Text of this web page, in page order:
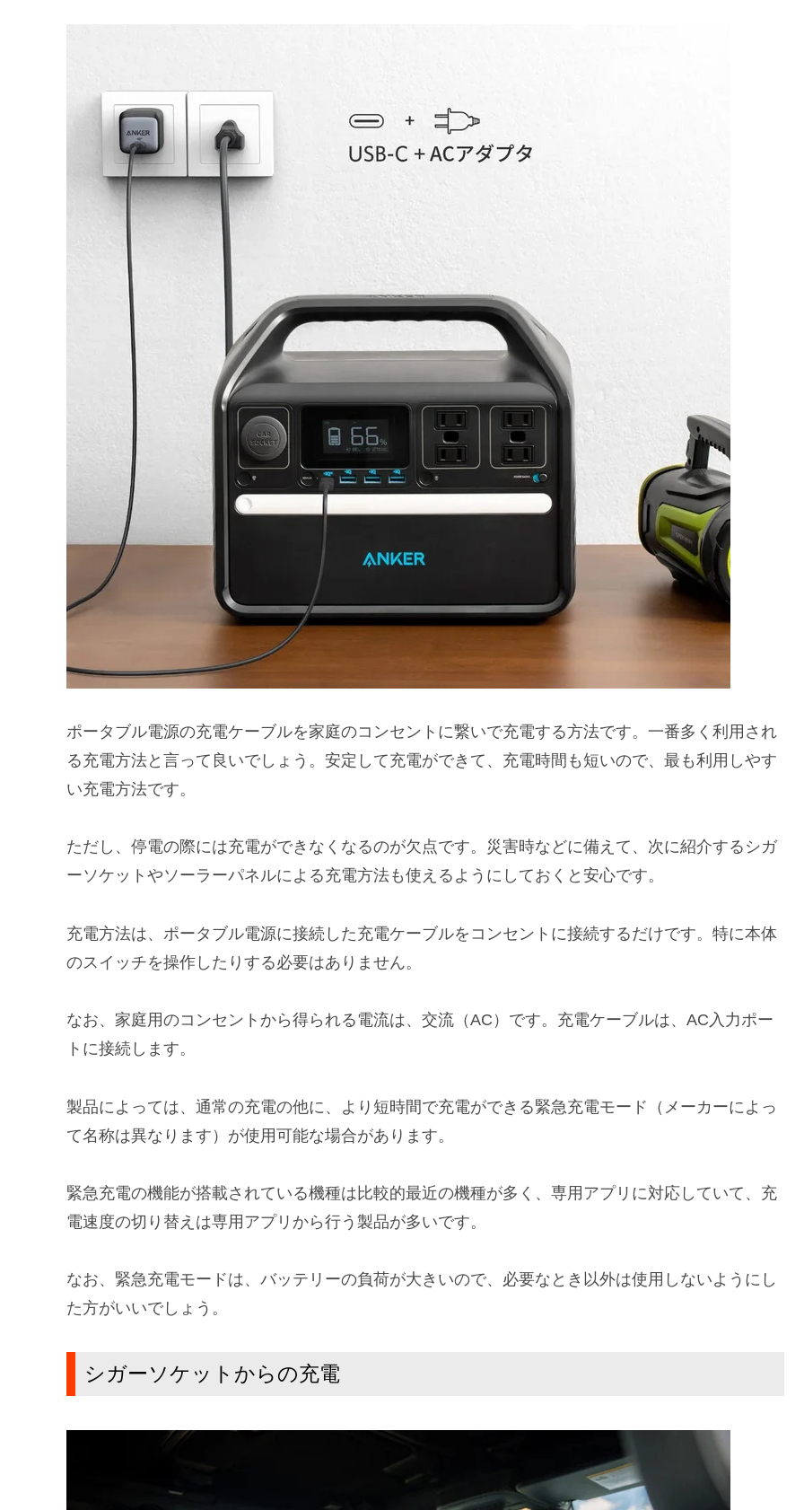
ポータブル電源の充電ケーブルを家庭のコンセントに繋いで充電する方法です。一番多く利用され
る充電方法と言って良いでしょう。 安定して充電ができて、充電時間も短いので、最も利用しやす
い充電方法です。
ただし、 停電の際には充電ができなくなるのが欠点です。災害時などに備えて、次に紹介するシガ
ーソケットやソーラーパネルによる充電方法も使えるようにしておくと安心です。
充電方法は、ポータブル電源に接続した充電ケーブルをコンセントに接続するだけです。特に本体
のスイッチを操作したりする必要はありません。
なお、家庭用のコンセントから得られる電流は、交流（AC）です。充電ケーブルは、AC入力ポー
トに接続します。
製品によっては、通常の充電の他に、 より短時間で充電ができる緊急充電モード （メーカーによっ
て名称は異なります）が使用可能な場合があります。
緊急充電の機能が搭載されている機種は比較的最近の機種が多く、専用アプリに対応していて、充
電速度の切り替えは専用アプリから行う製品が多いです。
なお、緊急充電モードは、バッテリーの負荷が大きいので、必要なとき以外は使用しないようにし
た方がいいでしょう。
シガーソケットからの充電